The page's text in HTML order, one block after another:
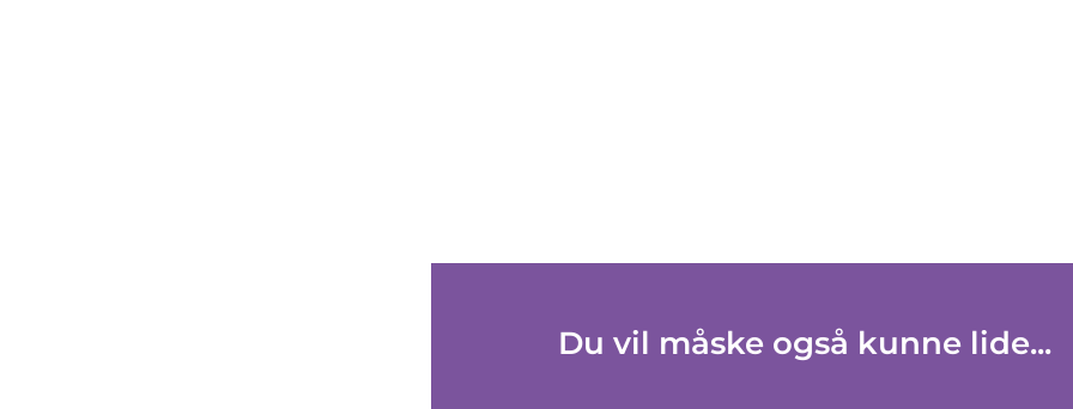
Du vil måske også kunne lide...